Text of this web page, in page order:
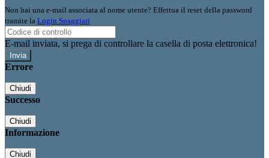
Non hai una e-mail associata al nome utente? Effettua il reset della password
tramite la Login Spaggiari
E-mail inviata, si prega di controllare la casella di posta elettronica!
Errore
Chiudi
Successo
Chiudi
Informazione
Chiudi